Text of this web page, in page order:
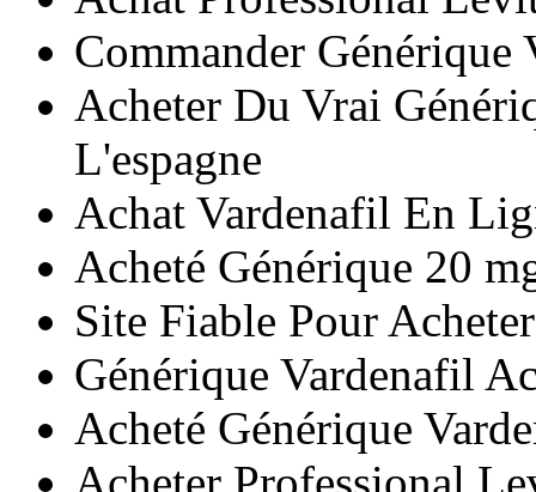
Commander Générique
Acheter Du Vrai
L'espagne
Achat Vardenafil En
Acheté Générique 20
Site Fiable Pour
Générique Vardenafil
Acheté Générique
Acheter Professional